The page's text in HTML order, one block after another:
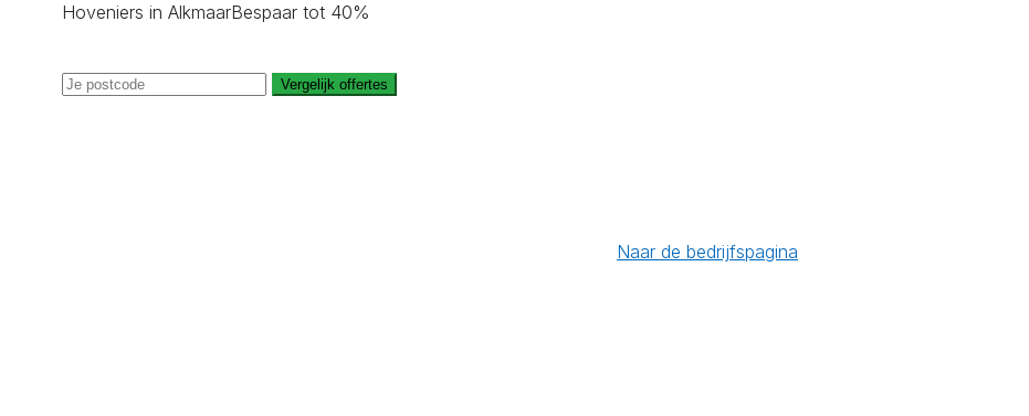
Hoveniers in AlkmaarBespaar tot 40%
Vergelijk offertes
Naar de bedrijfspagina